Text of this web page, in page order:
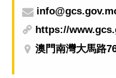
https://
澳門南灣大馬路